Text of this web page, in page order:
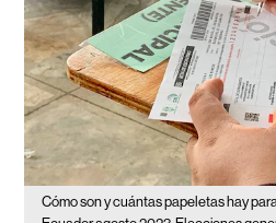
Cómo son y cuántas papeletas hay